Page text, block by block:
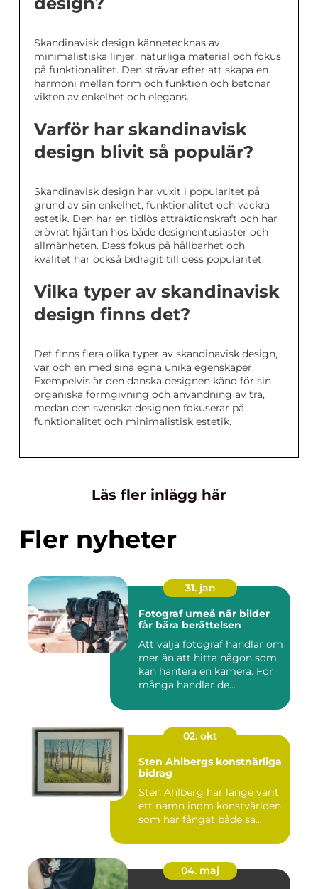
Skandinavisk design kännetecknas av
minimalistiska linjer, naturliga material och fokus
på funktionalitet. Den strävar efter att skapa en
harmoni mellan form och funktion och betonar
vikten av enkelhet och elegans.
Varför har skandinavisk
design blivit så populär?
Skandinavisk design har vuxit i popularitet på
grund av sin enkelhet, funktionalitet och vackra
estetik. Den har en tidlös attraktionskraft och har
erövrat hjärtan hos både designentusiaster och
allmänheten. Dess fokus på hållbarhet och
kvalitet har också bidragit till dess popularitet.
Vilka typer av skandinavisk
design finns det?
Det finns flera olika typer av skandinavisk design,
var och en med sina egna unika egenskaper.
Exempelvis är den danska designen känd för sin
organiska formgivning och användning av trä,
medan den svenska designen fokuserar på
funktionalitet och minimalistisk estetik.
Läs fler inlägg här
Fler nyheter
31. jan
Fotograf umeå när bilder
får bära berättelsen
Att välja fotograf handlar om
mer än att hitta någon som
kan hantera en kamera. För
många handlar de...
02. okt
Sten Ahlbergs konstnärliga
bidrag
Sten Ahlberg har länge varit
ett namn inom konstvärlden
som har fångat både sa...
04. maj